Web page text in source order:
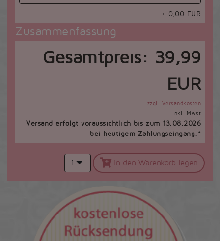
+ 0,00 EUR
Zusammenfassung
Gesamtpreis: 39,99
EUR
zzgl. Versandkosten
inkl. Mwst
Versand erfolgt voraussichtlich bis zum 13.08.2026
bei heutigem Zahlungseingang.*
1 in den Warenkorb legen